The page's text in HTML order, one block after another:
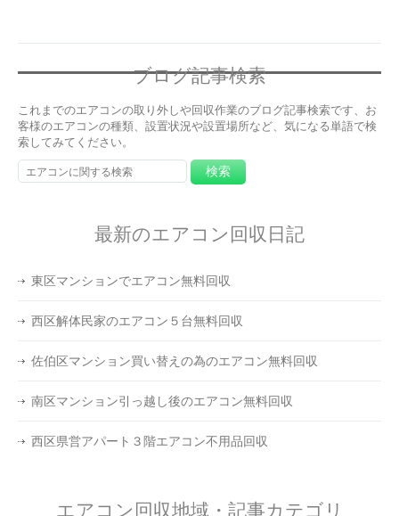
ブログ記事検索
これまでのエアコンの取り外しや回収作業のブログ記事検索です、お
客様のエアコンの種類、設置状況や設置場所など、気になる単語で検
索してみてください。
最新のエアコン回収日記
東区マンションでエアコン無料回収
西区解体民家のエアコン５台無料回収
佐伯区マンション買い替えの為のエアコン無料回収
南区マンション引っ越し後のエアコン無料回収
西区県営アパート３階エアコン不用品回収
エアコン回収地域・記事カテゴリ